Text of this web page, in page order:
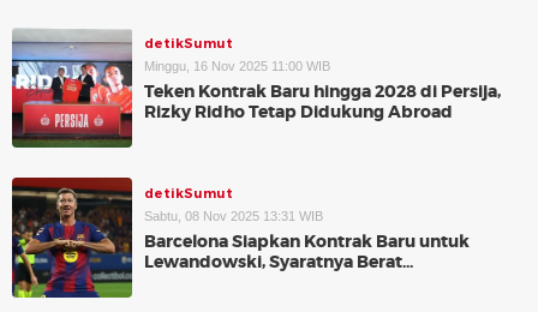
detikSumut
Minggu, 16 Nov 2025 11:00 WIB
Teken Kontrak Baru hingga 2028 di Persija,
Rizky Ridho Tetap Didukung Abroad
detikSumut
Sabtu, 08 Nov 2025 13:31 WIB
Barcelona Siapkan Kontrak Baru untuk
Lewandowski, Syaratnya Berat...